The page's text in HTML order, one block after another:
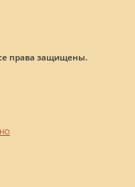
права защищены.